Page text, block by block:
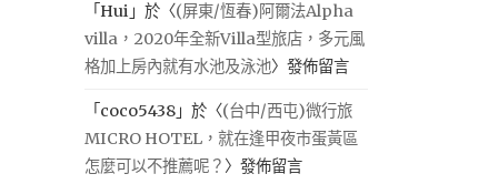
「Hui 」於〈(屏東/恆春)阿爾法Alpha
villa，2020年全新Villa型旅店，多元風
格加上房內就有水池及泳池〉發佈留言
「 coco5438 」於〈(台中/西屯)微行旅
MICRO HOTEL，就在逢甲夜市蛋黃區
怎麼可以不推薦呢？ 〉發佈留言